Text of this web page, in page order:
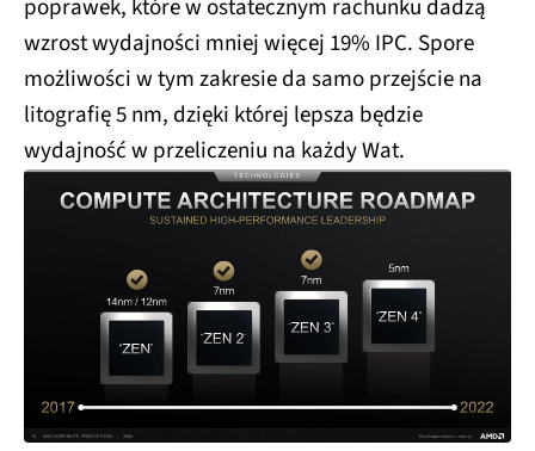
poprawek, które w ostatecznym rachunku dadzą
wzrost wydajności mniej więcej 19% IPC. Spore
możliwości w tym zakresie da samo przejście na
litografię 5 nm, dzięki której lepsza będzie
wydajność w przeliczeniu na każdy Wat.